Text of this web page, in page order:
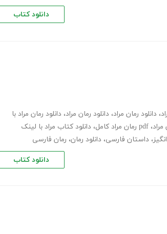
دانلود کتاب
، دانلود رمان مراد، دانلود رمان مراد، دانلود رمان مراد با
مراد، pdf رمان مراد کامل ، دانلود کتاب مراد با لینک
، داستان فارسی، دانلود رمان، رمان فارسی
دانلود کتاب